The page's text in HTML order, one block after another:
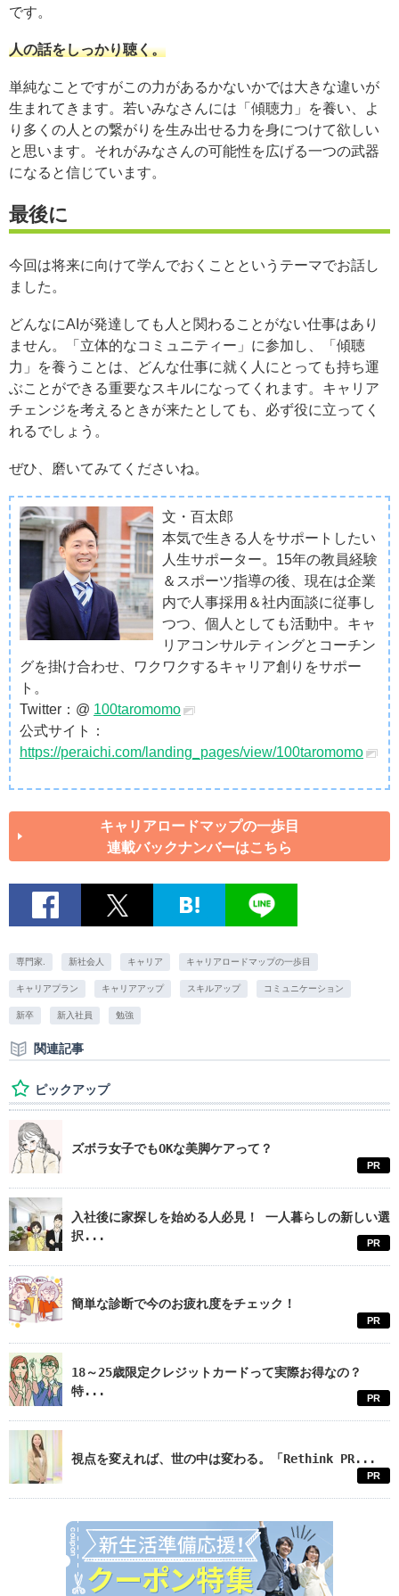
です。
人の話をしっかり聴く。
単純なことですがこの力があるかないかでは大きな違いが
生まれてきます。若いみなさんには「傾聴力」を養い、よ
り多くの人との繋がりを生み出せる力を身につけて欲しい
と思います。それがみなさんの可能性を広げる一つの武器
になると信じています。
最後に
今回は将来に向けて学んでおくことというテーマでお話し
ました。
どんなにAIが発達しても人と関わることがない仕事はあり
ません。「立体的なコミュニティー」に参加し、「傾聴
力」を養うことは、どんな仕事に就く人にとっても持ち運
ぶことができる重要なスキルになってくれます。キャリア
チェンジを考えるときが来たとしても、必ず役に立ってく
れるでしょう。
ぜひ、磨いてみてくださいね。
文・百太郎
本気で生きる人をサポートしたい
人生サポーター。15年の教員経験
＆スポーツ指導の後、現在は企業
内で人事採用＆社内面談に従事し
つつ、個人としても活動中。キャ
リアコンサルティングとコーチン
グを掛け合わせ、ワクワクするキャリア創りをサポー
ト。
Twitter：@ 100taromomo
公式サイト：
https://peraichi.com/landing_pages/view/100taromomo
キャリアロードマップの一歩目
連載バックナンバーはこちら
専門家. 新社会人 キャリア キャリアロードマップの一歩目
キャリアプラン キャリアアップ スキルアップ コミュニケーション
新卒 新入社員 勉強
関連記事
ピックアップ
ズボラ女子でもOKな美脚ケアって？
PR
入社後に家探しを始める人必見！ 一人暮らしの新しい選
択...
PR
簡単な診断で今のお疲れ度をチェック！
PR
18～25歳限定クレジットカードって実際お得なの？
特...
PR
視点を変えれば、世の中は変わる。「Rethink PR...
PR